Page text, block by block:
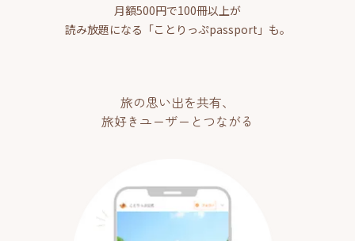
月額500円で100冊以上が
読み放題になる「ことりっぷpassport」も。
旅の思い出を共有、
旅好きユーザーとつながる